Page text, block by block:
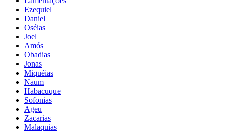
Ezequiel
Daniel
Oséias
Joel
Amós
Obadias
Jonas
Miquéias
Naum
Habacuque
Sofonias
Ageu
Zacarias
Malaquias